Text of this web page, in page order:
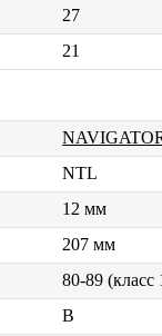
27
21
NTL
12 мм
207 мм
80-89 (класс
B